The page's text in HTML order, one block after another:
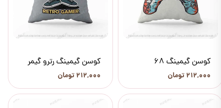
کوسن گیمینگ 68
۲۱۲,۰۰۰ تومان
کوسن گیمینگ رترو گیمر
۲۱۲,۰۰۰ تومان